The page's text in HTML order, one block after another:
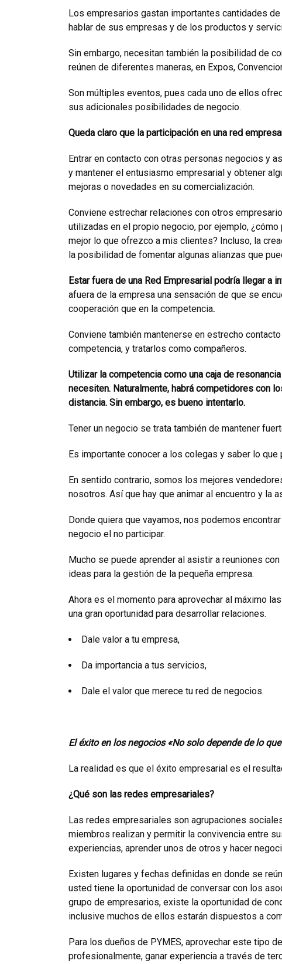
Los empresarios gastan importantes cantidades
hablar de sus empresas y de los productos y
Sin embargo, necesitan también la posibilidad de
reúnen de diferentes maneras, en Expos,
Son múltiples eventos, pues cada uno de ellos
sus adicionales posibilidades de negocio.
Queda claro que la participación en una red
Entrar en contacto con otras personas negocios y
y mantener el entusiasmo empresarial y obtener
mejoras o novedades en su comercialización.
Conviene estrechar relaciones con otros
utilizadas en el propio negocio, por ejemplo,
mejor lo que ofrezco a mis clientes? Incluso, la
la posibilidad de fomentar algunas alianzas que
Estar fuera de una Red Empresarial podría llegar a
afuera de la empresa una sensación de que se
cooperación que en la competencia.
Conviene también mantenerse en estrecho
competencia, y tratarlos como compañeros.
Utilizar la competencia como una caja de
necesiten. Naturalmente, habrá competidores con
distancia. Sin embargo, es bueno intentarlo.
Tener un negocio se trata también de mantener
Es importante conocer a los colegas y saber lo que
En sentido contrario, somos los mejores
nosotros. Así que hay que animar al encuentro y la
Donde quiera que vayamos, nos podemos
negocio el no participar.
Mucho se puede aprender al asistir a reuniones
ideas para la gestión de la pequeña empresa.
Ahora es el momento para aprovechar al máximo
una gran oportunidad para desarrollar relaciones.
Dale valor a tu empresa,
Da importancia a tus servicios,
Dale el valor que merece tu red de negocios.
El éxito en los negocios «No solo depende de lo
La realidad es que el éxito empresarial es el
¿Qué son las redes empresariales?
Las redes empresariales son agrupaciones
miembros realizan y permitir la convivencia entre
experiencias, aprender unos de otros y hacer
Existen lugares y fechas definidas en donde se
usted tiene la oportunidad de conversar con los
grupo de empresarios, existe la oportunidad de
inclusive muchos de ellos estarán dispuestos a
Para los dueños de PYMES, aprovechar este tipo
profesionalmente, ganar experiencia a través de